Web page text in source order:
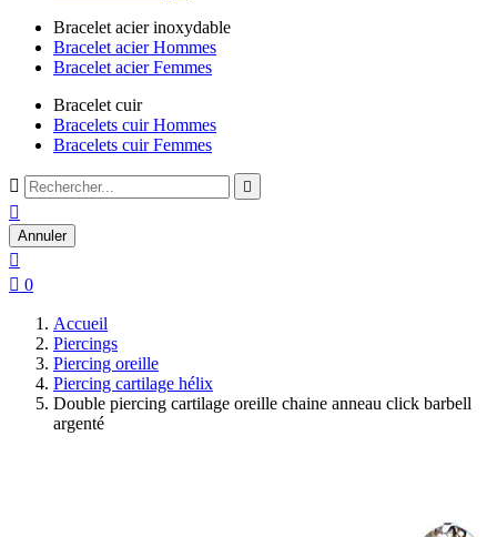
Bracelet acier inoxydable
Bracelet acier Hommes
Bracelet acier Femmes
Bracelet cuir
Bracelets cuir Hommes
Bracelets cuir Femmes
 

Annuler

 0
Accueil
Piercings
Piercing oreille
Piercing cartilage hélix
Double piercing cartilage oreille chaine anneau click barbell
argenté